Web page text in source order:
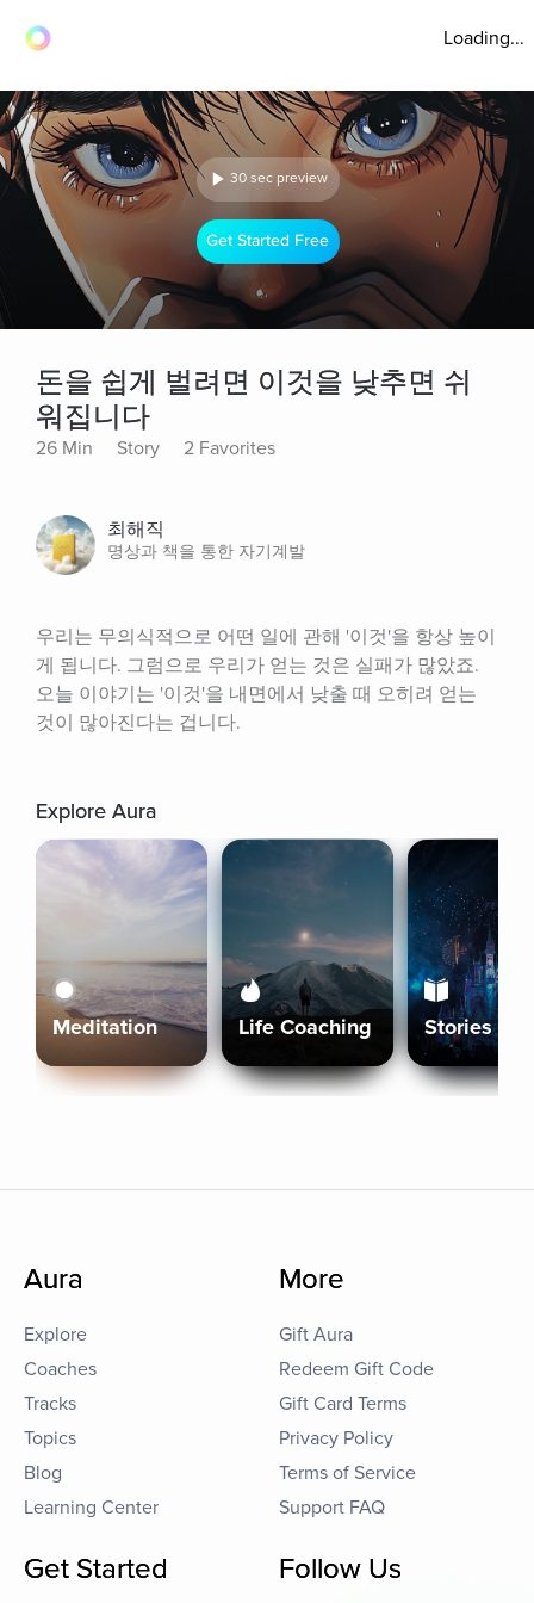
Loading...
30 sec preview
Get Started Free
돈을 쉽게 벌려면 이것을 낮추면 쉬
워집니다
26 Min Story 2 Favorites
최해직
명상과 책을 통한 자기계발
우리는 무의식적으로 어떤 일에 관해 '이것'을 항상 높이
게 됩니다. 그럼으로 우리가 얻는 것은 실패가 많았죠.
오늘 이야기는 '이것'을 내면에서 낮출 때 오히려 얻는
것이 많아진다는 겁니다.
Explore Aura
Meditation Life Coaching Stories
Aura
Explore
Coaches
Tracks
Topics
Blog
Learning Center
More
Gift Aura
Redeem Gift Code
Gift Card Terms
Privacy Policy
Terms of Service
Support FAQ
Get Started Follow Us